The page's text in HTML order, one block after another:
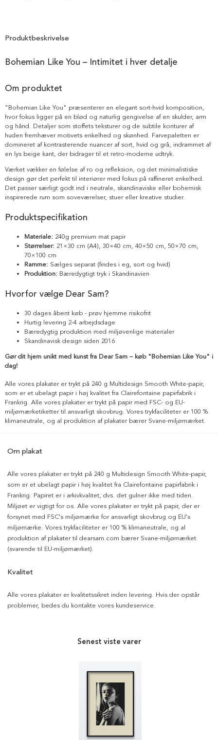
Produktbeskrivelse
Bohemian Like You – Intimitet i hver detalje
Om produktet
"Bohemian Like You" præsenterer en elegant sort-hvid komposition,
hvor fokus ligger på en blød og naturlig gengivelse af en skulder, arm
og hånd. Detaljer som stoffets teksturer og de subtile konturer af
huden fremhæver motivets enkelhed og skønhed. Farvepaletten er
domineret af kontrasterende nuancer af sort, hvid og grå, indrammet af
en lys beige kant, der bidrager til et retro-moderne udtryk.
Værket vækker en følelse af ro og refleksion, og det minimalistiske
design gør det perfekt til interiører med fokus på raffineret enkelhed.
Det passer særligt godt ind i neutrale, skandinaviske eller bohemisk
inspirerede rum som soveværelser, stuer eller kreative studier.
Produktspecifikation
Materiale: 240g premium mat papir
Størrelser: 21×30 cm (A4), 30×40 cm, 40×50 cm, 50×70 cm,
70×100 cm
Ramme: Sælges separat (findes i eg, sort og hvid)
Produktion: Bæredygtigt tryk i Skandinavien
Hvorfor vælge Dear Sam?
30 dages åbent køb - prøv hjemme risikofrit
Hurtig levering 2-4 arbejdsdage
Bæredygtig produktion med miljøvenlige materialer
Skandinavisk design siden 2016
Gør dit hjem unikt med kunst fra Dear Sam – køb "Bohemian Like You" i
dag!
Alle vores plakater er trykt på 240 g Multidesign Smooth White-papir,
som er et ubelagt papir i høj kvalitet fra Clairefontaine papirfabrik i
Frankrig. Alle vores plakater er trykt på papir med FSC- og EU-
miljømærketiketter til ansvarligt skovbrug. Vores trykfaciliteter er 100 %
klimaneutrale, og al produktion af plakater bærer Svane-miljømærket.
Om plakat
Alle vores plakater er trykt på 240 g Multidesign Smooth White-papir,
som er et ubelagt papir i høj kvalitet fra Clairefontaine papirfabrik i
Frankrig. Papiret er i arkivkvalitet, dvs. det gulner ikke med tiden.
Miljøet er vigtigt for os. Alle vores plakater er trykt på papir, der er
forsynet med FSC's miljømærke for ansvarligt skovbrug og EU's
miljømærke. Vores trykfaciliteter er 100 % klimaneutrale, og al
produktion af plakater til dearsam.com bærer Svane-miljømærket
(svarende til EU-miljømærket).
Kvalitet
Alle vores plakater er kvalitetssikret inden levering. Hvis der opstår
problemer, bedes du kontakte vores kundeservice.
Senest viste varer